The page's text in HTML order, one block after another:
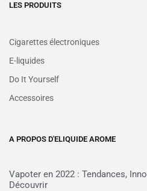
LES PRODUITS
Cigarettes électroniques
E-liquides
Do It Yourself
Accessoires
A PROPOS D'ELIQUIDE AROME
Vapoter en 2022 : Tendances,
Découvrir